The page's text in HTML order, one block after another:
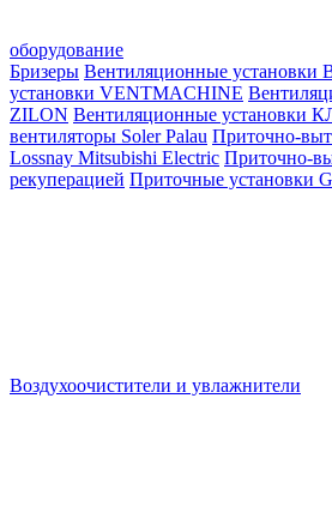
оборудование
Бризеры Вентиляционные установки
установки VENTMACHINE
ZILON Вентиляционные установки
вентиляторы Soler Palau Приточно-
Lossnay Mitsubishi Electric Приточно-
рекуперацией Приточные установки
Воздухоочистители и увлажнители